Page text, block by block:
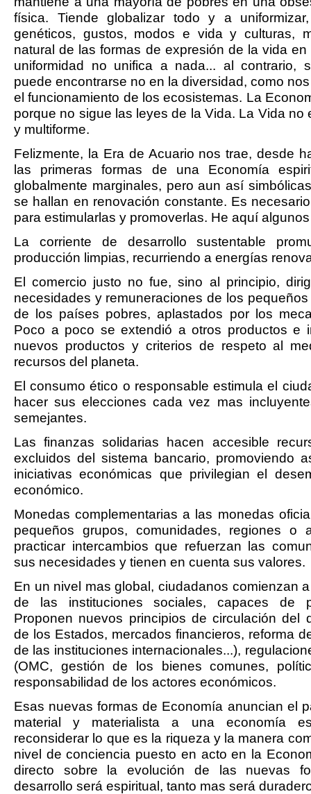
física. Tiende globalizar todo y a
genéticos, gustos, modos e vida y culturas,
natural de las formas de expresión de la vida
uniformidad no unifica a nada... al contrario,
puede encontrarse no en la diversidad, como
el funcionamiento de los ecosistemas. La
porque no sigue las leyes de la Vida. La Vida no
y multiforme.
Felizmente, la Era de Acuario nos trae, desde
las primeras formas de una Economía
globalmente marginales, pero aun así
se hallan en renovación constante. Es
para estimularlas y promoverlas. He aquí
La corriente de desarrollo sustentable
producción limpias, recurriendo a energías
El comercio justo no fue, sino al principio,
necesidades y remuneraciones de los
de los países pobres, aplastados por los
Poco a poco se extendió a otros productos e
nuevos productos y criterios de respeto al
recursos del planeta.
El consumo ético o responsable estimula el
hacer sus elecciones cada vez mas
semejantes.
Las finanzas solidarias hacen accesible
excluidos del sistema bancario, promoviendo
iniciativas económicas que privilegian el
económico.
Monedas complementarias a las monedas
pequeños grupos, comunidades, regiones o
practicar intercambios que refuerzan las
sus necesidades y tienen en cuenta sus valores.
En un nivel mas global, ciudadanos comienzan
de las instituciones sociales, capaces de
Proponen nuevos principios de circulación del
de los Estados, mercados financieros, reforma
de las instituciones internacionales...),
(OMC, gestión de los bienes comunes,
responsabilidad de los actores económicos.
Esas nuevas formas de Economía anuncian el
material y materialista a una economía
reconsiderar lo que es la riqueza y la manera
nivel de conciencia puesto en acto en la
directo sobre la evolución de las nuevas
desarrollo será espiritual, tanto mas será